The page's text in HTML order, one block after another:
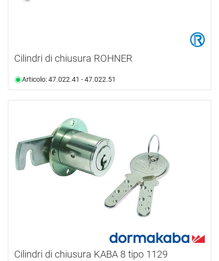
Cilindri di chiusura ROHNER
Articolo: 47.022.41 - 47.022.51
Cilindri di chiusura KABA 8 tipo 1129